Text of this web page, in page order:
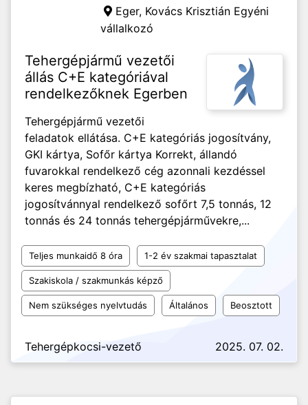
Eger, Kovács Krisztián Egyéni
vállalkozó
Tehergépjármű vezetői
állás C+E kategóriával
rendelkezőknek Egerben
Tehergépjármű vezetői
feladatok ellátása. C+E kategóriás jogosítvány,
GKI kártya, Sofőr kártya Korrekt, állandó
fuvarokkal rendelkező cég azonnali kezdéssel
keres megbízható, C+E kategóriás
jogosítvánnyal rendelkező sofőrt 7,5 tonnás, 12
tonnás és 24 tonnás tehergépjárművekre,...
Teljes munkaidő 8 óra 1-2 év szakmai tapasztalat
Szakiskola / szakmunkás képző
Nem szükséges nyelvtudás Általános Beosztott
Tehergépkocsi-vezető 2025. 07. 02.